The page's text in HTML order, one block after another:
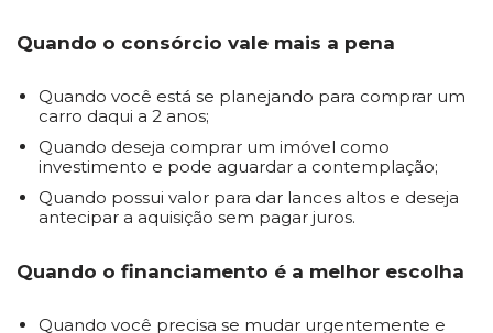
Quando o consórcio vale mais a pena
Quando você está se planejando para comprar um
carro daqui a 2 anos;
Quando deseja comprar um imóvel como
investimento e pode aguardar a contemplação;
Quando possui valor para dar lances altos e deseja
antecipar a aquisição sem pagar juros.
Quando o financiamento é a melhor escolha
Quando você precisa se mudar urgentemente e